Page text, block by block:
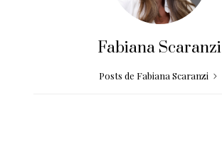
Fabiana Scaranzi
Posts de Fabiana Scaranzi